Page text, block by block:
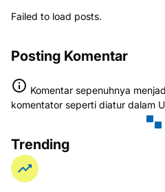
Failed to load posts.
Posting Komentar
Komentar sepenuhnya
komentator seperti diatur dalam
Trending